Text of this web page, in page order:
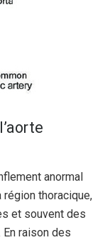
anormal
région thoracique,
et souvent des
raison des